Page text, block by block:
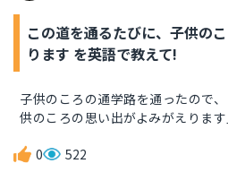
この道を通るたびに、子供の
ります を英語で教えて!
子供のころの通学路を通ったので
供のころの思い出がよみがえります
0 522